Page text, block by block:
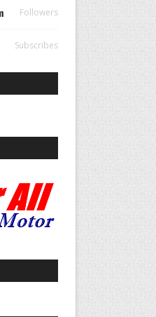
Followers
Subscribes